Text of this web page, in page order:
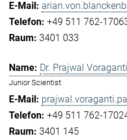
+49 511 762-
3401 033
Dr. Prajwal
Junior Scientist
+49 511 762-
3401 145